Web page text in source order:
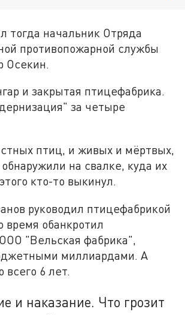
тогда начальник Отряда
противопожарной службы
Осекин.
и закрытая птицефабрика.
за четыре
птиц, и живых и мёртвых,
на свалке, куда их
кто-то выкинул.
руководил птицефабрикой
время обанкротил
"Вельская фабрика",
миллиардами. А
всего 6 лет.
и наказание. Что грозит